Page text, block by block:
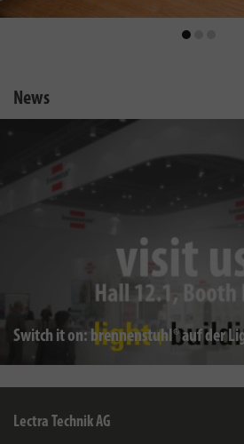
News
Switch it on: brennenstuhl® auf der
Lectra Technik AG